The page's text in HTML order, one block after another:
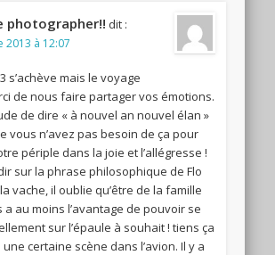
photographer!! dit :
2013 à 12:07
s’achève mais le voyage
de nous faire partager vos émotions.
de dire « à nouvel an nouvel élan »
vous n’avez pas besoin de ça pour
périple dans la joie et l’allégresse !
sur la phrase philosophique de Flo
vache, il oublie qu’être de la famille
a au moins l’avantage de pouvoir se
sur l’épaule à souhait ! tiens ça
certaine scène dans l’avion. Il y a